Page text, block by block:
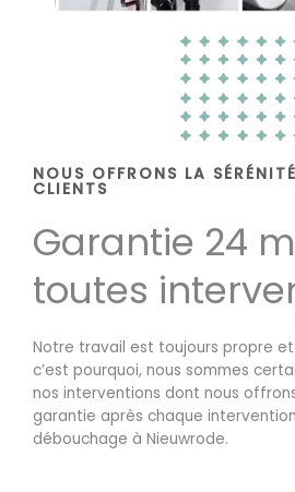
NOUS OFFRONS LA
CLIENTS
Garantie 24
toutes
Notre travail est toujours propre
c’est pourquoi, nous sommes
nos interventions dont nous
garantie après chaque
débouchage à Nieuwrode.